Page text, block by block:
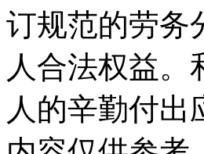
订规范的劳务
人合法权益
人的辛勤付